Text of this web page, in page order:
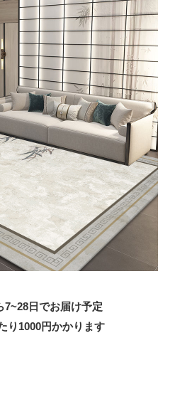
7~28日でお届け予定
り 1000円かかります